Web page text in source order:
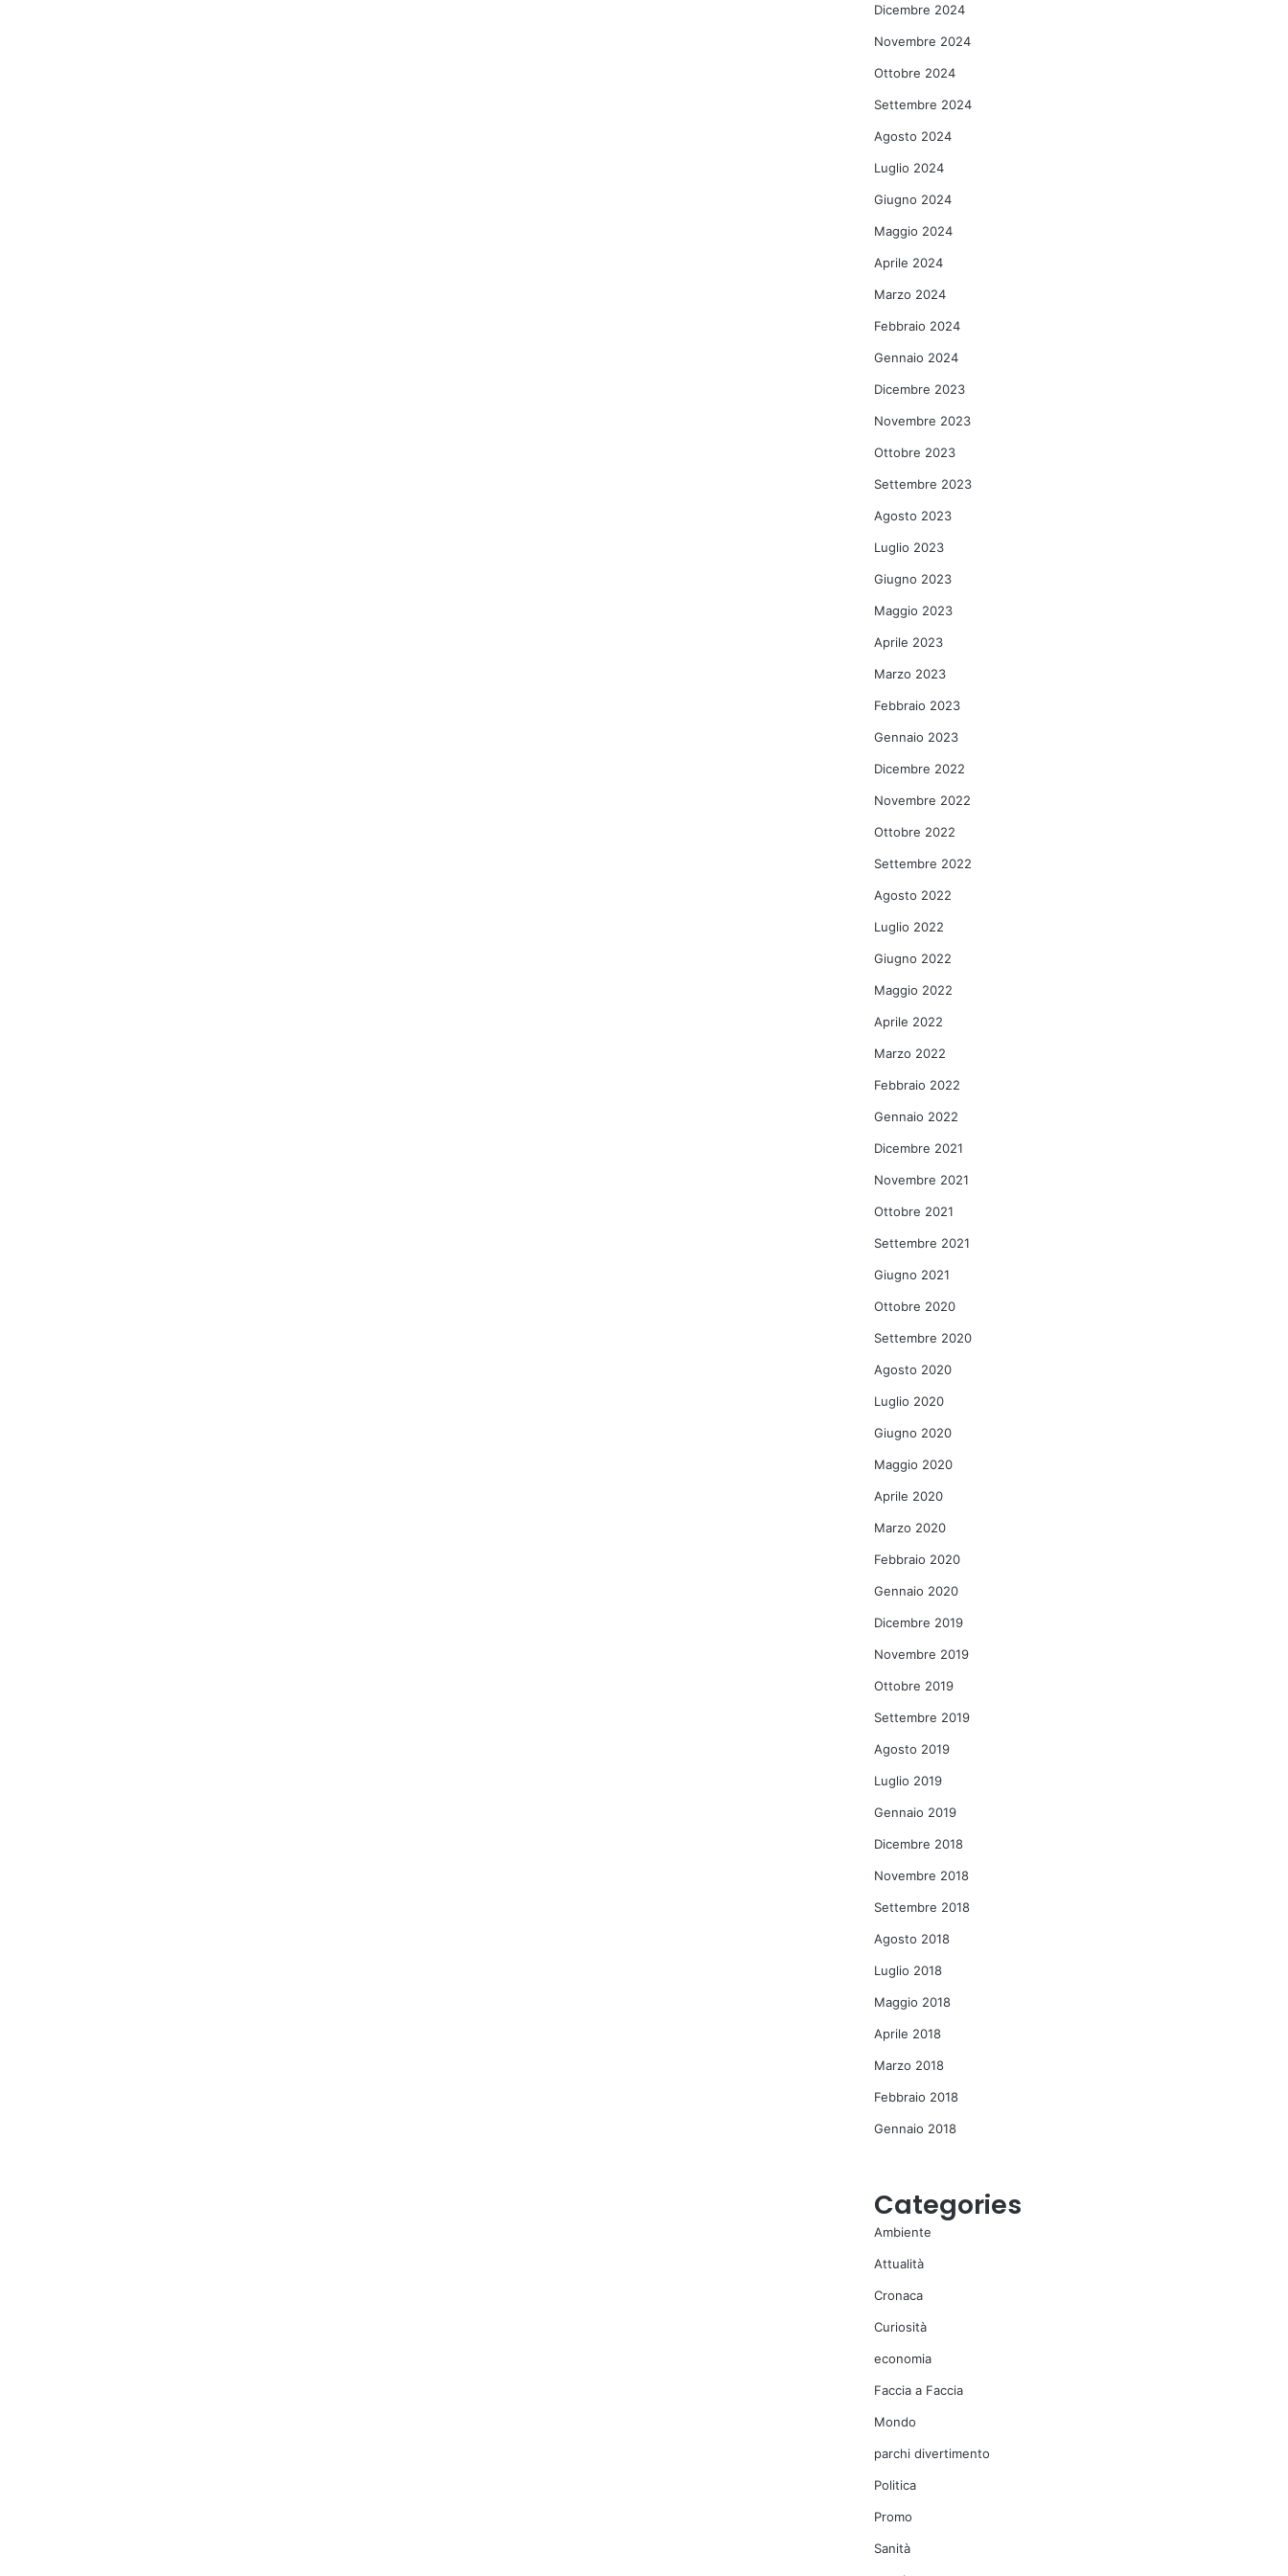
Dicembre 2024
Novembre 2024
Ottobre 2024
Settembre 2024
Agosto 2024
Luglio 2024
Giugno 2024
Maggio 2024
Aprile 2024
Marzo 2024
Febbraio 2024
Gennaio 2024
Dicembre 2023
Novembre 2023
Ottobre 2023
Settembre 2023
Agosto 2023
Luglio 2023
Giugno 2023
Maggio 2023
Aprile 2023
Marzo 2023
Febbraio 2023
Gennaio 2023
Dicembre 2022
Novembre 2022
Ottobre 2022
Settembre 2022
Agosto 2022
Luglio 2022
Giugno 2022
Maggio 2022
Aprile 2022
Marzo 2022
Febbraio 2022
Gennaio 2022
Dicembre 2021
Novembre 2021
Ottobre 2021
Settembre 2021
Giugno 2021
Ottobre 2020
Settembre 2020
Agosto 2020
Luglio 2020
Giugno 2020
Maggio 2020
Aprile 2020
Marzo 2020
Febbraio 2020
Gennaio 2020
Dicembre 2019
Novembre 2019
Ottobre 2019
Settembre 2019
Agosto 2019
Luglio 2019
Gennaio 2019
Dicembre 2018
Novembre 2018
Settembre 2018
Agosto 2018
Luglio 2018
Maggio 2018
Aprile 2018
Marzo 2018
Febbraio 2018
Gennaio 2018
Categories
Ambiente
Attualità
Cronaca
Curiosità
economia
Faccia a Faccia
Mondo
parchi divertimento
Politica
Promo
Sanità